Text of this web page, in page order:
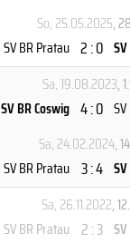
So, 25.05.2025,
SV BR Pratau 2 : 0
Sa, 19.08.2023,
SV BR Coswig 4 : 0
Sa, 24.02.2024,
SV BR Pratau 3 : 4
Sa, 26.11.2022,
SV BR Pratau 2 : 3